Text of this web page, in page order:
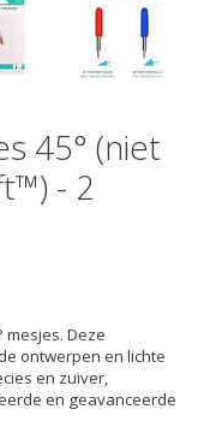
45° (niet
- 2
mesjes. Deze
ontwerpen en lichte
en zuiver,
en geavanceerde